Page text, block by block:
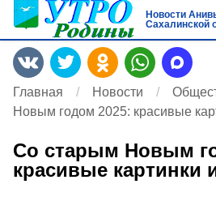
Новости
Сахалинской
Главная Новости
Новым годом 2025: красивые
Со старым Новым
красивые картинки